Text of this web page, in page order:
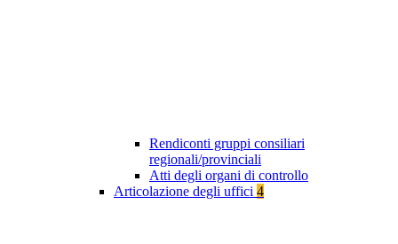
Rendiconti gruppi consiliari
regionali/provinciali
Atti degli organi di controllo
Articolazione degli uffici 4